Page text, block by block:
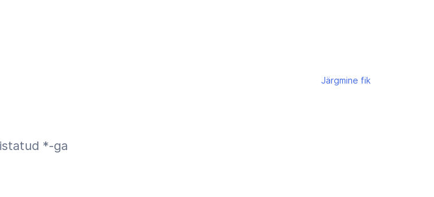
Järgmine fik
*-ga